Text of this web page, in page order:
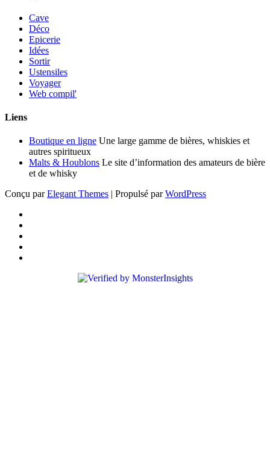
Cave
Déco
Epicerie
Idées
Sortir
Ustensiles
Voyager
Web compil'
Liens
Boutique en ligne Une large gamme de bières, whiskies et
autres spiritueux
Malts & Houblons Le site d’information des amateurs de bière
et de whisky
Conçu parElegant Themes | Propulsé parWordPress